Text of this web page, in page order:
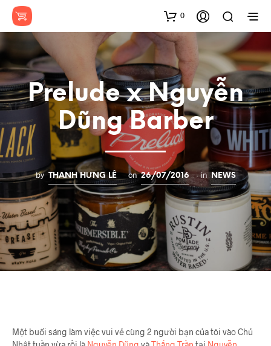
0
Prelude x Nguyễn
Dũng Barber
by THANH HƯNG LÊ on 26/07/2016 in NEWS
Một buổi sáng làm việc vui vẻ cùng 2 người bạn của tôi vào Chủ